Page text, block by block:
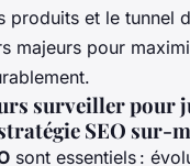
produits et le tunnel
majeurs pour
surveiller pour
SEO sur-
sont essentiels :